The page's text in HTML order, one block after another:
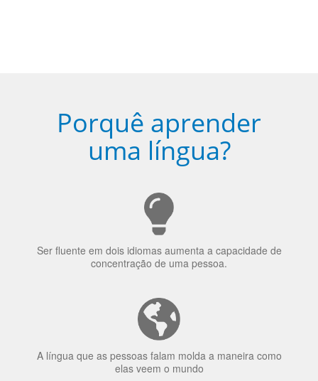
Porquê aprender
uma língua?
Ser fluente em dois idiomas aumenta a capacidade de
concentração de uma pessoa.
A língua que as pessoas falam molda a maneira como
elas veem o mundo